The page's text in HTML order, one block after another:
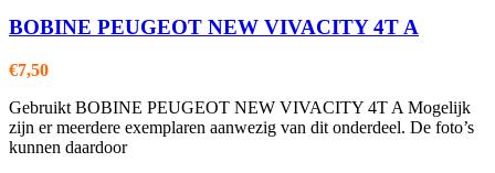
BOBINE PEUGEOT NEW VIVACITY 4T A
€7,50
Gebruikt BOBINE PEUGEOT NEW VIVACITY 4T A Mogelijk
zijn er meerdere exemplaren aanwezig van dit onderdeel. De foto’s
kunnen daardoor